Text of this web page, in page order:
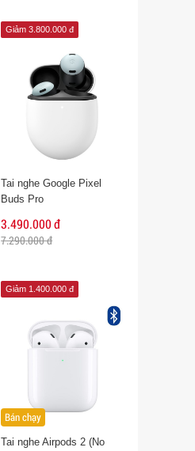
Giảm 3.800.000 đ
Tai nghe Google Pixel
Buds Pro
3.490.000 đ
7.290.000 đ
Bán chạy
Giảm 1.400.000 đ
Tai nghe Airpods 2 (No